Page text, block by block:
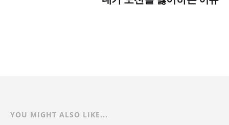
YOU MIGHT ALSO LIKE...